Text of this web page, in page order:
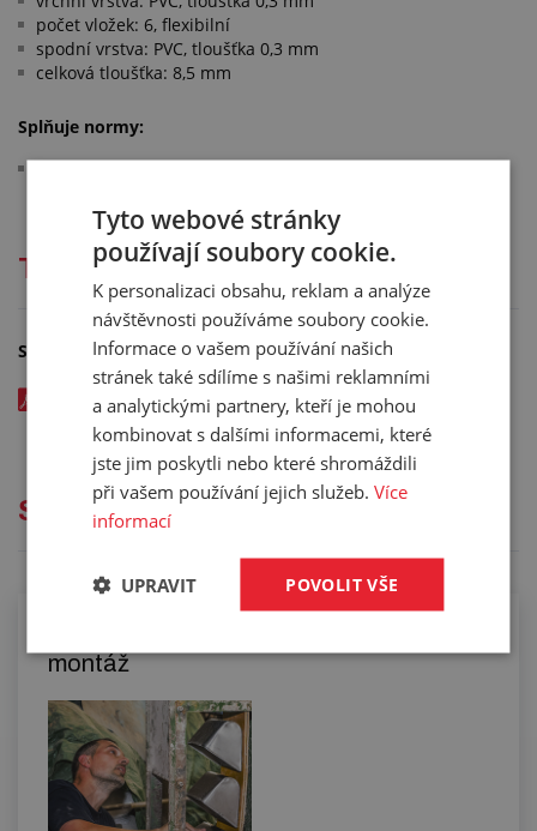
počet vložek: 6, flexibilní
spodní vrstva: PVC, tloušťka 0,3 mm
celková tloušťka: 8,5 mm
Splňuje normy:
FDA (21 CFR 177.2600)
Technická dokumentace
Soubory ke stažení
6T 48 V3-V3 - PVC elevátorový dopravníkový pás -
katalogový list v CZ - kód: 00847xxx
Služby
montáž
Tyto webové stránky
používají soubory cookie.
K personalizaci obsahu, reklam a analýze
návštěvnosti používáme soubory cookie.
Informace o vašem používání našich
stránek také sdílíme s našimi reklamními
a analytickými partnery, kteří je mohou
kombinovat s dalšími informacemi, které
jste jim poskytli nebo které shromáždili
při vašem používání jejich služeb.Více
informací
POVOLIT VŠE
UPRAVIT